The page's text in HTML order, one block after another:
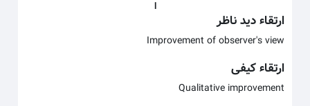
ارتقاء دید ناظر
Improvement of observer's view
ارتقاء کیفی
Qualitative improvement